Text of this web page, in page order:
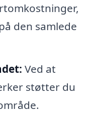
den samlede
Ved at
støtter du